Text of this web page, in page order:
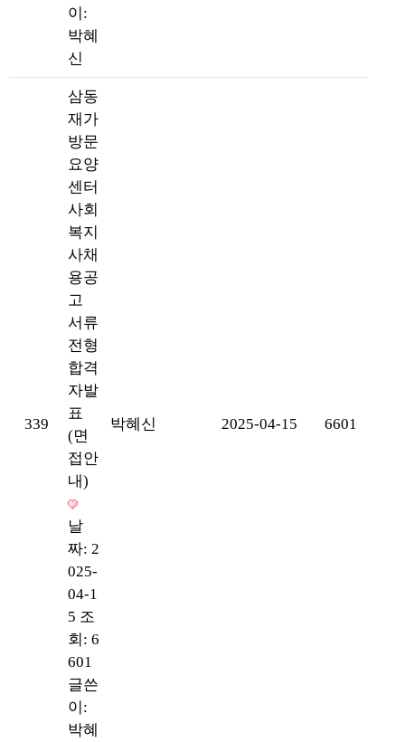
이:
박혜
신
339
삼동
재가
방문
요양
센터
사회
복지
사채
용공
고
서류
전형
합격
자발
표
(면
접안
내)
날
짜: 2
025-
04-1
5 조
회: 6
601
글쓴
이:
박혜
박혜신 2025-04-15 6601